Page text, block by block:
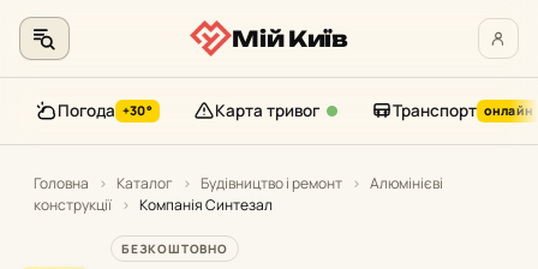
контенту
Мій Київ
Погода +30° Карта тривог Транспорт онлайн
Головна › Каталог › Будівництво і ремонт › Алюмінієві
конструкції › Компанія Синтезал
БЕЗКОШТОВНО